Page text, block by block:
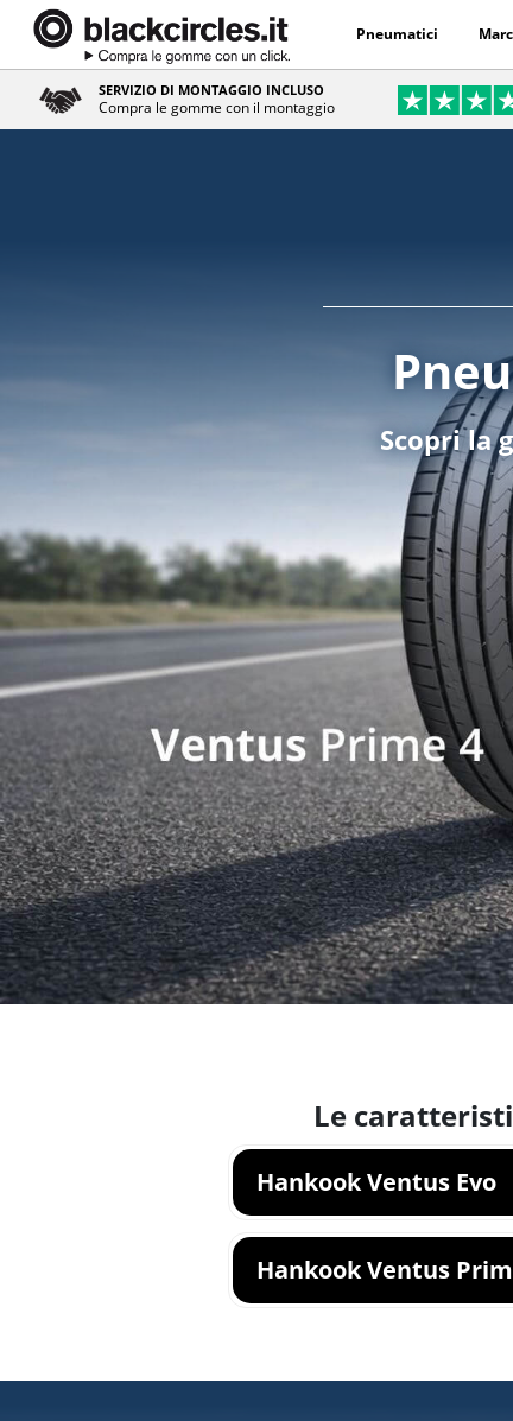
Pneumatici
SERVIZIO DI MONTAGGIO INCLUSO
Compra le gomme con il montaggio
Scopri la
Le
Hankook Ventus Evo
Hankook Ventus